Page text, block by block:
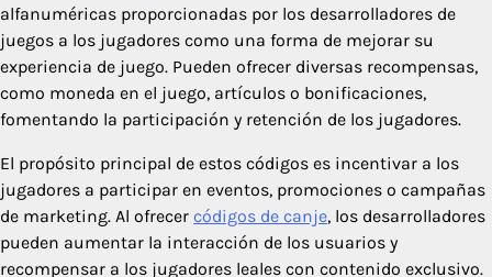
alfanuméricas proporcionadas por los desarrolladores de
juegos a los jugadores como una forma de mejorar su
experiencia de juego. Pueden ofrecer diversas recompensas,
como moneda en el juego, artículos o bonificaciones,
fomentando la participación y retención de los jugadores.
El propósito principal de estos códigos es incentivar a los
jugadores a participar en eventos, promociones o campañas
de marketing. Al ofrecer códigos de canje, los desarrolladores
pueden aumentar la interacción de los usuarios y
recompensar a los jugadores leales con contenido exclusivo.